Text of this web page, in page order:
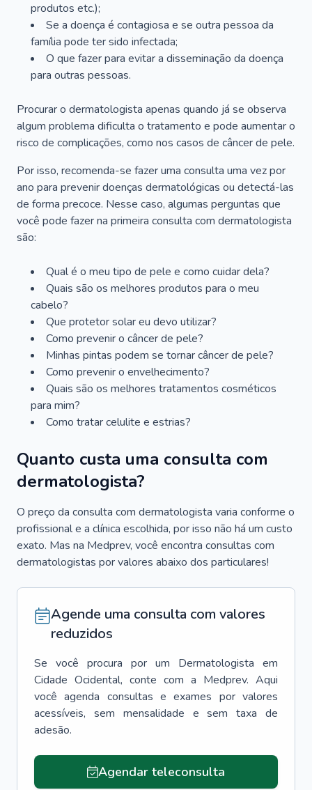
produtos etc.);
Se a doença é contagiosa e se outra pessoa da
família pode ter sido infectada;
O que fazer para evitar a disseminação da doença
para outras pessoas.
Procurar o dermatologista apenas quando já se observa
algum problema dificulta o tratamento e pode aumentar o
risco de complicações, como nos casos de câncer de pele.
Por isso, recomenda-se fazer uma consulta uma vez por
ano para prevenir doenças dermatológicas ou detectá-las
de forma precoce. Nesse caso, algumas perguntas que
você pode fazer na primeira consulta com dermatologista
são:
Qual é o meu tipo de pele e como cuidar dela?
Quais são os melhores produtos para o meu
cabelo?
Que protetor solar eu devo utilizar?
Como prevenir o câncer de pele?
Minhas pintas podem se tornar câncer de pele?
Como prevenir o envelhecimento?
Quais são os melhores tratamentos cosméticos
para mim?
Como tratar celulite e estrias?
Quanto custa uma consulta com
dermatologista?
O preço da consulta com dermatologista varia conforme o
profissional e a clínica escolhida, por isso não há um custo
exato. Mas na Medprev, você encontra consultas com
dermatologistas por valores abaixo dos particulares!
Agende uma consulta com valores
reduzidos
Se você procura por um Dermatologista em
Cidade Ocidental, conte com a Medprev. Aqui
você agenda consultas e exames por valores
acessíveis, sem mensalidade e sem taxa de
adesão.
Agendar teleconsulta